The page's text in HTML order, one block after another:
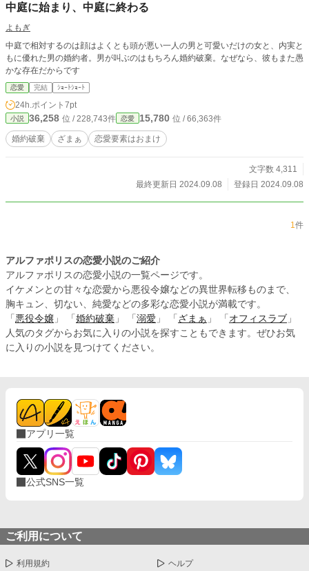
中庭に始まり、中庭に終わる
よもぎ
中庭で相対するのは顔はよくとも頭が悪い一人の男と可愛いだけの女と、内実と
もに優れた男の婚約者。男が叫ぶのはもちろん婚約破棄。なぜなら、彼もまた愚
かな存在だからです
恋愛 完結 ｼｮｰﾄｼｮｰﾄ
24h.ポイント 7pt
小説 36,258 位 / 228,743件 恋愛 15,780 位 / 66,363件
婚約破棄 ざまぁ 恋愛要素はおまけ
文字数 4,311
最終更新日 2024.09.08
登録日 2024.09.08
1件
アルファポリスの恋愛小説のご紹介
アルファポリスの恋愛小説の一覧ページです。
イケメンとの甘々な恋愛から悪役令嬢などの異世界転移ものまで、
胸キュン、切ない、純愛などの多彩な恋愛小説が満載です。
「 悪役令嬢 」 「 婚約破棄 」 「 溺愛 」 「 ざまぁ 」 「 オフィスラブ 」
人気のタグからお気に入りの小説を探すこともできます。ぜひお気
に入りの小説を見つけてください。
アプリ一覧
公式SNS一覧
ご利用について
利用規約 ヘルプ